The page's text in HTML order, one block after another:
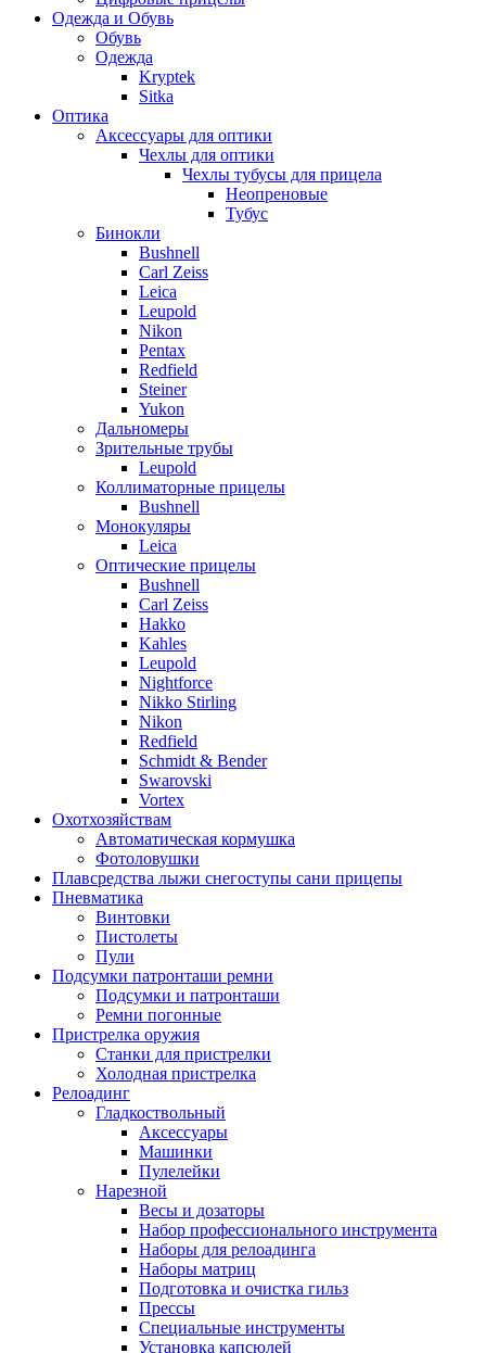
Одежда и Обувь
Обувь
Одежда
Kryptek
Sitka
Оптика
Аксессуары для оптики
Чехлы для оптики
Чехлы тубусы для прицела
Неопреновые
Тубус
Бинокли
Bushnell
Carl Zeiss
Leica
Leupold
Nikon
Pentax
Redfield
Steiner
Yukon
Дальномеры
Зрительные трубы
Leupold
Коллиматорные прицелы
Bushnell
Монокуляры
Leica
Оптические прицелы
Bushnell
Carl Zeiss
Hakko
Kahles
Leupold
Nightforce
Nikko Stirling
Nikon
Redfield
Schmidt & Bender
Swarovski
Vortex
Охотхозяйствам
Автоматическая кормушка
Фотоловушки
Плавсредства лыжи снегоступы сани прицепы
Пневматика
Винтовки
Пистолеты
Пули
Подсумки патронташи ремни
Подсумки и патронташи
Ремни погонные
Пристрелка оружия
Станки для пристрелки
Холодная пристрелка
Релоадинг
Гладкоствольный
Аксессуары
Машинки
Пулелейки
Нарезной
Весы и дозаторы
Набор профессионального инструмента
Наборы для релоадинга
Наборы матриц
Подготовка и очистка гильз
Прессы
Специальные инструменты
Установка капсюлей